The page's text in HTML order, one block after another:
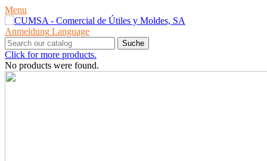
Menu
Anmeldung Language
Suche
Click for more products.
No products were found.